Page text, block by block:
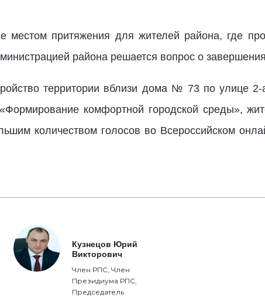
местом притяжения для жителей района, где
района решается вопрос о
территории вблизи дома № 73 по улице 2-
комфортной городской среды»,
количеством голосов во Всероссийском
Кузнецов Юрий
Викторович
Член РПС, Член
Президиума РПС,
Председатель